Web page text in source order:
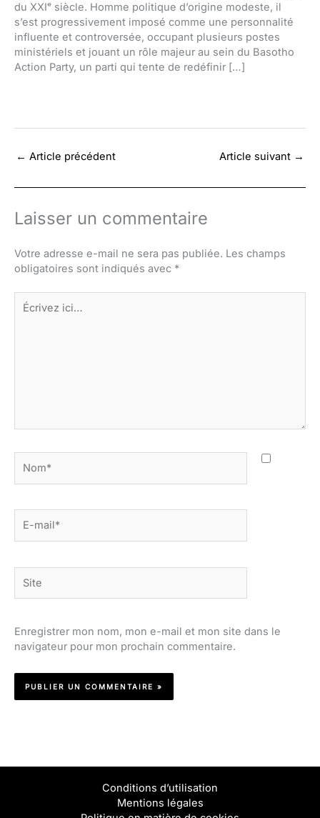
du XXIᵉ siècle. Homme politique d’origine modeste, il
s’est progressivement imposé comme une personnalité
influente et controversée, occupant plusieurs postes
ministériels et jouant un rôle majeur au sein du Basotho
Action Party, un parti qui tente de redéfinir […]
← Article précédent Article suivant →
Laisser un commentaire
Votre adresse e-mail ne sera pas publiée. Les champs
obligatoires sont indiqués avec *
Écrivez
ici…
mail*
Enregistrer mon nom, mon e-mail et mon site dans le
navigateur pour mon prochain commentaire.
Conditions d’utilisation
Mentions légales